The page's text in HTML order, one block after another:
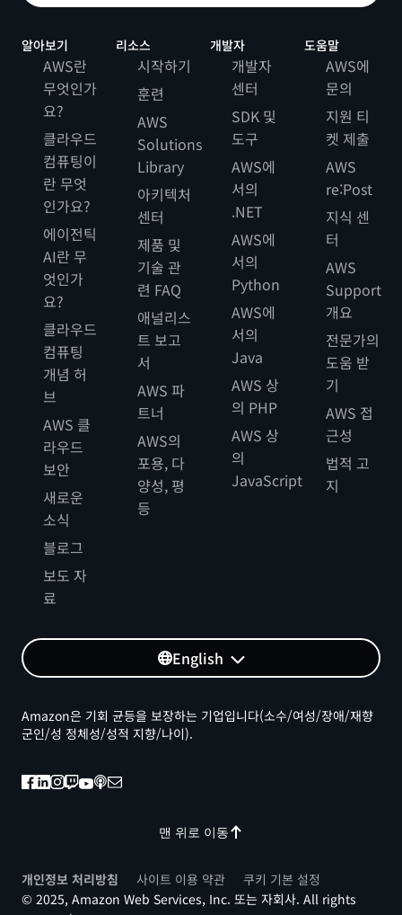
알아보기
AWS란
무엇인가
요?
클라우드
컴퓨팅이
란 무엇
인가요?
에이전틱
AI란 무
엇인가
요?
클라우드
컴퓨팅
개념 허
브
AWS 클
라우드
보안
새로운
소식
블로그
보도 자
료
리소스
시작하기
훈련
AWS
Solutions
Library
아키텍처
센터
제품 및
기술 관
련 FAQ
애널리스
트 보고
서
AWS 파
트너
AWS의
포용, 다
양성, 평
등
개발자
개발자
센터
SDK 및
도구
AWS에
서의
.NET
AWS에
서의
Python
AWS에
서의
Java
AWS 상
의 PHP
AWS 상
의
JavaScript
도움말
AWS에
문의
지원 티
켓 제출
AWS
re:Post
지식 센
터
AWS
Support
개요
전문가의
도움 받
기
AWS 접
근성
법적 고
지
English
맨 위로 이동
Amazon은 기회 균등을 보장하는 기업입니다(소수/여성/장애/재향
군인/성 정체성/성적 지향/나이).
개인정보 처리방침 사이트 이용 약관
쿠키 기본 설정
© 2025, Amazon Web Services, Inc. 또는 자회사. All rights